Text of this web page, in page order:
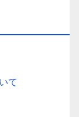
て